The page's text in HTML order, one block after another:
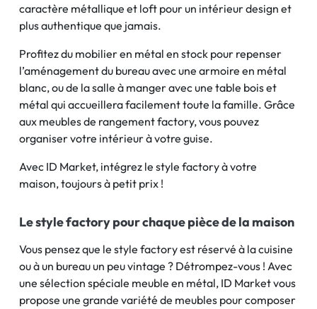
caractère métallique et loft pour un intérieur design et
plus authentique que jamais.
Profitez du mobilier en métal en stock pour repenser
l’aménagement du bureau avec une armoire en métal
blanc, ou de la salle à manger avec une table bois et
métal qui accueillera facilement toute la famille. Grâce
aux meubles de rangement factory, vous pouvez
organiser votre intérieur à votre guise.
Avec ID Market, intégrez le style factory à votre
maison, toujours à petit prix !
Le style factory pour chaque pièce de la maison
Vous pensez que le style factory est réservé à la cuisine
ou à un bureau un peu vintage ? Détrompez-vous ! Avec
une sélection spéciale meuble en métal, ID Market vous
propose une grande variété de meubles pour composer